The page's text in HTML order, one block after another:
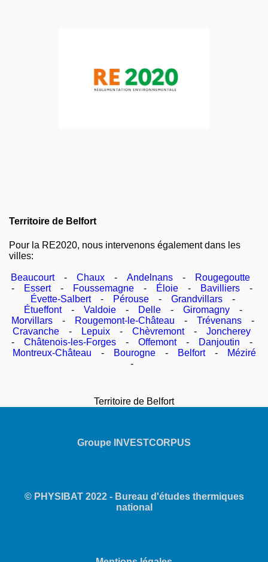
Territoire de Belfort
Pour la RE2020, nous intervenons également dans les
villes:
Beaucourt- Chaux - Andelnans -
Rougegoutte
-
Essert- Foussemagne- Éloie- Bavilliers-
Évette-Salbert- Pérouse - Grandvillars -
Étueffont- Valdoie- Delle- Giromagny-
Morvillars - Rougemont-le-Château - Trévenans -
Cravanche - Lepuix - Chèvremont- Joncherey
- Châtenois-les-Forges- Offemont- Danjoutin -
Montreux-Château - Bourogne- Belfort-
Méziré
-
Territoire de Belfort
Groupe INVESTCORPUS
© PHYSIBAT 2022 - Bureau d'études thermiques
national